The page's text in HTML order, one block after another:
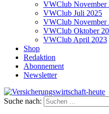
VWClub November
VWClub Juli 2025
VWClub November
VWClub Oktober
VWClub April 2023
Shop
Redaktion
Abonnement
Newsletter
Versicherungswirtschaft-heute
Suche nach: